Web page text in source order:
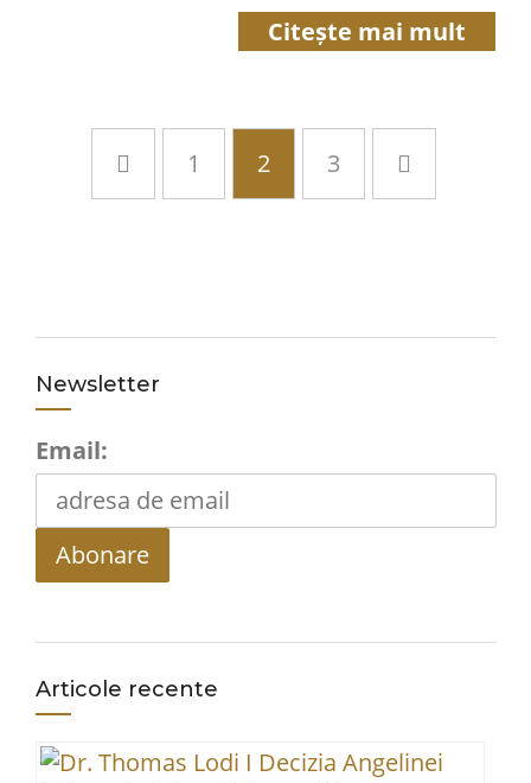
Citește mai mult
1 2 3
Newsletter
Email:
Articole recente